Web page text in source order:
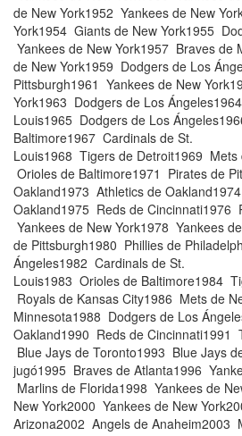
de New York1952 Yankees de New
York1954 Giants de New York1955
Yankees de New York1957 Braves de
de New York1959 Dodgers de Los
Pittsburgh1961 Yankees de New
York1963 Dodgers de Los
Louis1965 Dodgers de Los
Baltimore1967 Cardinals de St.
Louis1968 Tigers de Detroit1969 Mets
Orioles de Baltimore1971 Pirates de
Oakland1973 Athletics de
Oakland1975 Reds de Cincinnati1976
Yankees de New York1978 Yankees
de Pittsburgh1980 Phillies de
Ángeles1982 Cardinals de St.
Louis1983 Orioles de Baltimore1984
Royals de Kansas City1986 Mets de
Minnesota1988 Dodgers de Los
Oakland1990 Reds de Cincinnati1991
Blue Jays de Toronto1993 Blue Jays
jugó1995 Braves de Atlanta1996
Marlins de Florida1998 Yankees de
New York2000 Yankees de New
Arizona2002 Angels de Anaheim2003